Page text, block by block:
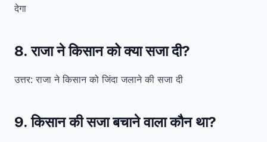
देगा
8. राजा ने किसान को क्या सजा दी?
उत्तर: राजा ने किसान को जिंदा जलाने की सजा दी
9. किसान की सजा बचाने वाला कौन था?